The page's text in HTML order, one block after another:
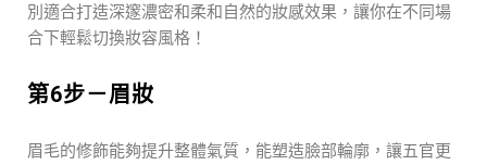
別適合打造深邃濃密和柔和自然的妝感效果，讓你在不同場
合下輕鬆切換妝容風格！
第6步－眉妝
眉毛的修飾能夠提升整體氣質，能塑造臉部輪廓，讓五官更